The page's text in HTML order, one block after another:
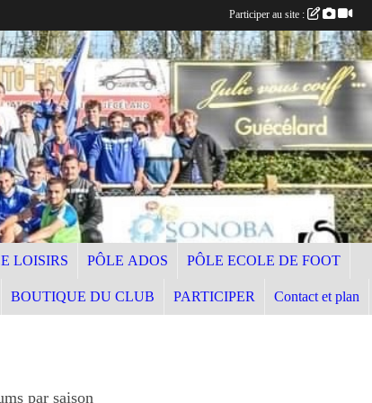
LOISIRS PÔLE ADOS PÔLE ECOLE DE FOOT
BOUTIQUE DU CLUB PARTICIPER Contact et plan
par saison
Participer au site :